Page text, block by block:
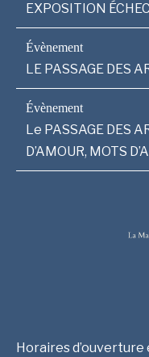
EXPOSITION
LE PASSAGE DES
Le PASSAGE DES
D’AMOUR, MOTS
Horaires d’ouverture